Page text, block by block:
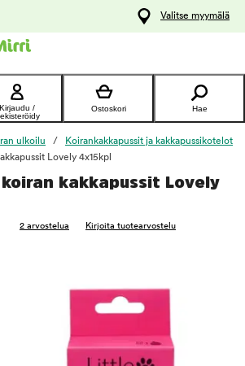
Valitse myymälä
Kirjaudu /
Ostoskori Hae
ulkoilu
Koirankakkapussit ja kakkapussikotelot
Lovely 4x15kpl
kakkapussit Lovely
2 arvostelua Kirjoita tuotearvostelu